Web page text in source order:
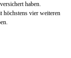
haben.
höchstens vier weiteren